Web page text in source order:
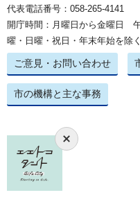
代表電話番号：058-265-4141
開庁時間：月曜日から金曜日
曜・日曜・祝日・年末年始を除く
ご意見・お問い合わせ
市の機構と主な事務